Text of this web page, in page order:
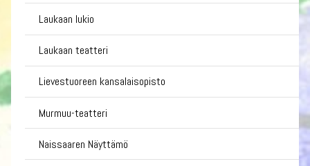
Laukaan lukio
Laukaan teatteri
Lievestuoreen kansalaisopisto
Murmuu-teatteri
Naissaaren Näyttämö